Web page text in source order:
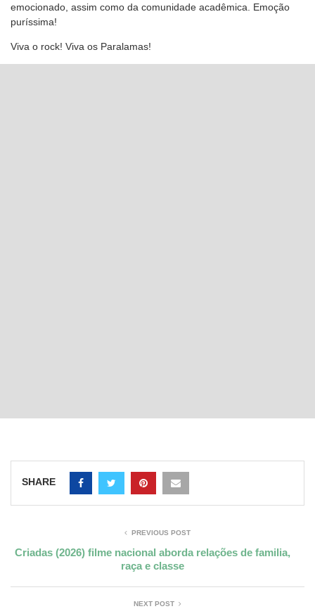
emocionado, assim como da comunidade acadêmica. Emoção
puríssima!
Viva o rock! Viva os Paralamas!
SHARE
PREVIOUS POST
Criadas (2026) filme nacional aborda relações de familia,
raça e classe
NEXT POST